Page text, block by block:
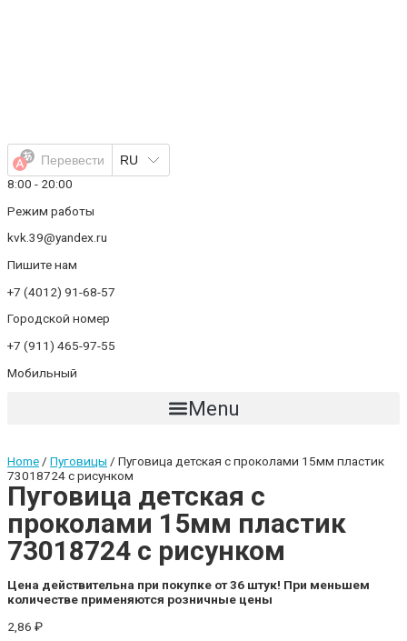
Перевести
RU
8:00 - 20:00
Режим работы
kvk.39@yandex.ru
Пишите нам
+7 (4012) 91-68-57
Городской номер
+7 (911) 465-97-55
Мобильный
Menu
Home/ Пуговицы / Пуговица детская с проколами 15мм пластик
73018724 с рисунком
Пуговица детская с
проколами 15мм пластик
73018724 с рисунком
Цена действительна при покупке от 36 штук! При меньшем
количестве применяются розничные цены
2,86 ₽